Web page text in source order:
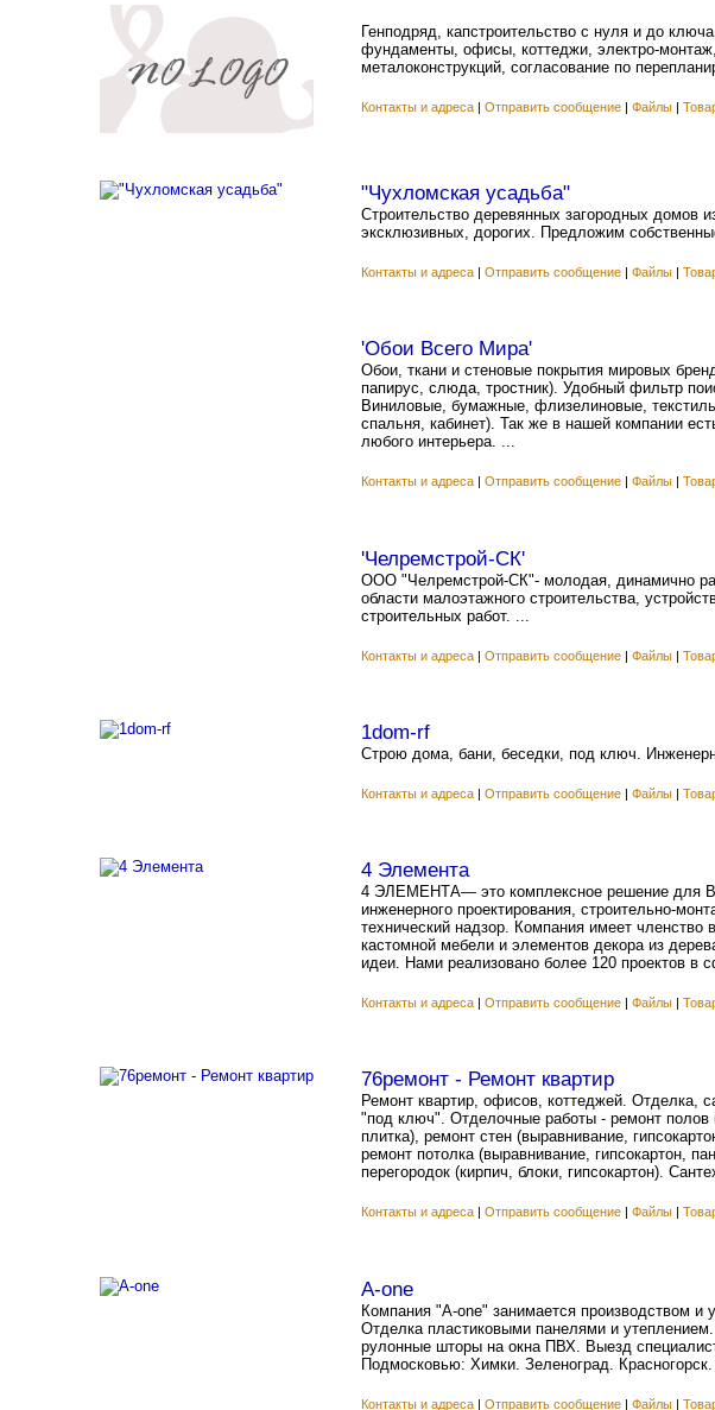
Генподряд, капстроительство с нуля и до
фундаменты, офисы, коттеджи, электро-
металоконструкций, согласование по
Контакты и адреса | Отправить сообщение| Файлы|
"Чухломская усадьба"
Строительство деревянных загородных домов
эксклюзивных, дорогих. Предложим
Контакты и адреса | Отправить сообщение| Файлы|
'Обои Всего Мира'
Обои, ткани и стеновые покрытия мировых
папирус, слюда, тростник). Удобный фильтр
Виниловые, бумажные, флизелиновые,
спальня, кабинет). Так же в нашей компании
любого интерьера. ...
Контакты и адреса | Отправить сообщение| Файлы|
'Челремстрой-СК'
ООО "Челремстрой-СК"- молодая, динамично
области малоэтажного строительства,
строительных работ. ...
Контакты и адреса | Отправить сообщение| Файлы|
1dom-rf
Строю дома, бани, беседки, под ключ.
Контакты и адреса | Отправить сообщение| Файлы|
4 Элемента
4 ЭЛЕМЕНТА— это комплексное решение для
инженерного проектирования, строительно-
технический надзор. Компания имеет
кастомной мебели и элементов декора из
идеи. Нами реализовано более 120 проектов
Контакты и адреса | Отправить сообщение| Файлы|
76ремонт - Ремонт квартир
Ремонт квартир, офисов, коттеджей. Отделка,
"под ключ". Отделочные работы - ремонт полов
плитка), ремонт стен (выравнивание,
ремонт потолка (выравнивание, гипсокартон,
перегородок (кирпич, блоки, гипсокартон).
Контакты и адреса Отправить сообщение| Файлы|
A-one
Компания "A-one" занимается производством и
Отделка пластиковыми панелями и
рулонные шторы на окна ПВХ. Выезд
Подмосковью: Химки. Зеленоград.
Контакты и адреса | Отправить сообщение| Файлы|